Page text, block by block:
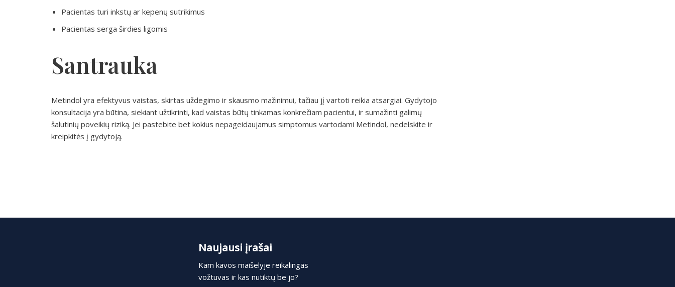
Pacientas turi inkstų ar kepenų sutrikimus
Pacientas serga širdies ligomis
Santrauka
Metindol yra efektyvus vaistas, skirtas uždegimo ir skausmo mažinimui, tačiau jį vartoti reikia atsargiai. Gydytojo
konsultacija yra būtina, siekiant užtikrinti, kad vaistas būtų tinkamas konkrečiam pacientui, ir sumažinti galimų
šalutinių poveikių riziką. Jei pastebite bet kokius nepageidaujamus simptomus vartodami Metindol, nedelskite ir
kreipkitės į gydytoją.
Naujausi įrašai
Kam kavos maišelyje reikalingas
vožtuvas ir kas nutiktų be jo?